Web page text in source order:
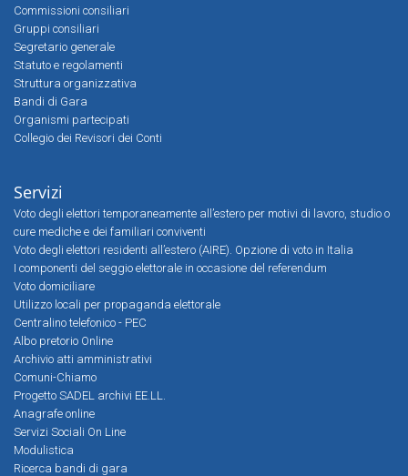
Commissioni consiliari
Gruppi consiliari
Segretario generale
Statuto e regolamenti
Struttura organizzativa
Bandi di Gara
Organismi partecipati
Collegio dei Revisori dei Conti
Servizi
Voto degli elettori temporaneamente all’estero per motivi di lavoro, studio o
cure mediche e dei familiari conviventi
Voto degli elettori residenti all’estero (AIRE). Opzione di voto in Italia
I componenti del seggio elettorale in occasione del referendum
Voto domiciliare
Utilizzo locali per propaganda elettorale
Centralino telefonico - PEC
Albo pretorio Online
Archivio atti amministrativi
Comuni-Chiamo
Progetto SADEL archivi EE.LL.
Anagrafe online
Servizi Sociali On Line
Modulistica
Ricerca bandi di gara